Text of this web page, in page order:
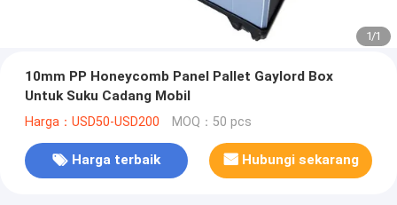
1/1
10mm PP Honeycomb Panel Pallet Gaylord Box
Untuk Suku Cadang Mobil
Harga：USD50-USD200 MOQ：50 pcs
Harga terbaik Hubungi sekarang